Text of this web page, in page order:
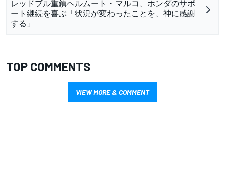
レッドブル重鎮ヘルムート・マルコ、ホンダのサポ
ート継続を喜ぶ「状況が変わったことを、神に感謝
する」
TOP COMMENTS
VIEW MORE & COMMENT